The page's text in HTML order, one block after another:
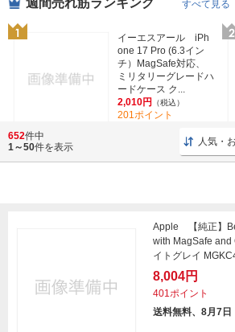
週間売れ筋ランキング すべて見る
イーエスアール iPh
one 17 Pro (6.3イン
チ）MagSafe対応、
ミリタリーグレードハ
ードケース ク...
2,010円
（税込）
201ポイント
652件中
1～50件を表示 人気・
Apple 【純正】
with MagSafe and
イトグレイ
8,004円
401ポイント
送料無料、8月7日